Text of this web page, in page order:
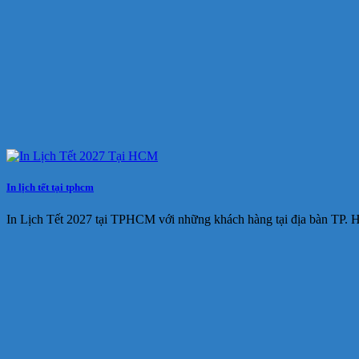
In lịch tết tại tphcm
In Lịch Tết 2027 tại TPHCM với những khách hàng tại địa bàn TP.